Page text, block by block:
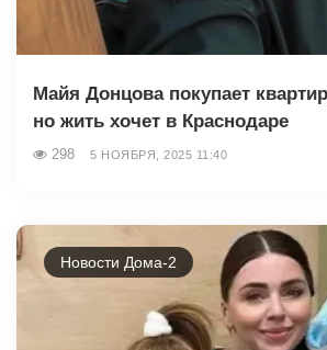
Майя Донцова покупает
но жить хочет в Краснодаре
298 5 НОЯБРЯ, 2025 11:40
Новости Дома-2